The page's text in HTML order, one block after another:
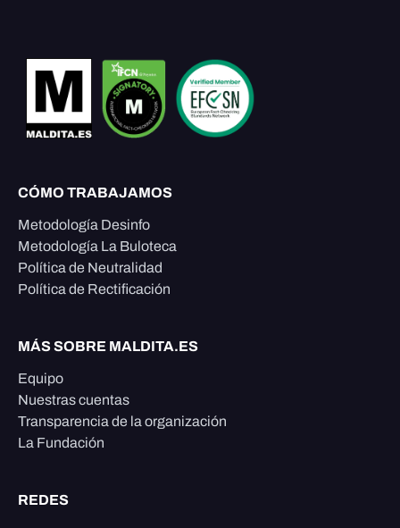
CÓMO TRABAJAMOS
Metodología Desinfo
Metodología La Buloteca
Política de Neutralidad
Política de Rectificación
MÁS SOBRE MALDITA.ES
Equipo
Nuestras cuentas
Transparencia de la organización
La Fundación
REDES